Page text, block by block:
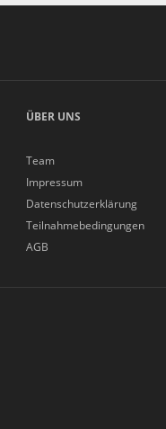
ÜBER UNS
Team
Impressum
Datenschutzerklärung
Teilnahmebedingungen
AGB